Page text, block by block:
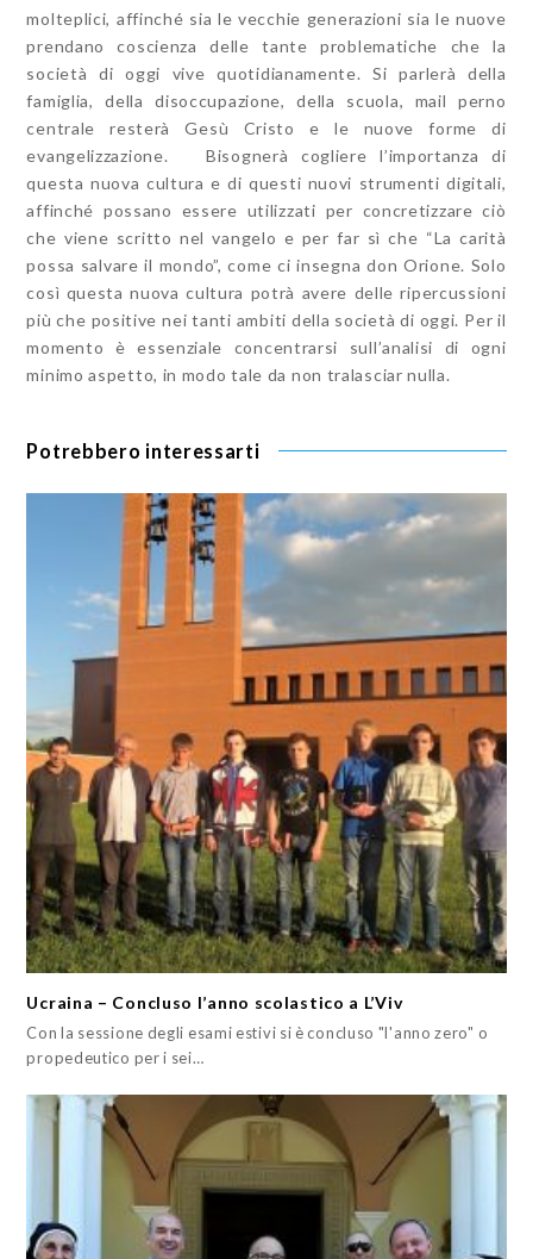
molteplici, affinché sia le vecchie generazioni sia le nuove
prendano coscienza delle tante problematiche che la
società di oggi vive quotidianamente. Si parlerà della
famiglia, della disoccupazione, della scuola, mail perno
centrale resterà Gesù Cristo e le nuove forme di
evangelizzazione. Bisognerà cogliere l’importanza di
questa nuova cultura e di questi nuovi strumenti digitali,
affinché possano essere utilizzati per concretizzare ciò
che viene scritto nel vangelo e per far sì che “La carità
possa salvare il mondo”, come ci insegna don Orione. Solo
così questa nuova cultura potrà avere delle ripercussioni
più che positive nei tanti ambiti della società di oggi. Per il
momento è essenziale concentrarsi sull’analisi di ogni
minimo aspetto, in modo tale da non tralasciar nulla.
Potrebbero interessarti
Ucraina – Concluso l’anno scolastico a L’Viv
Con la sessione degli esami estivi si è concluso "l'anno zero" o
propedeutico per i sei…